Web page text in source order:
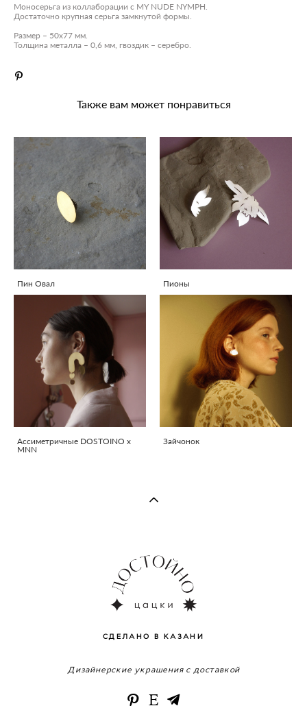
Моносерьга из коллаборации с MY NUDE NYMPH.
Достаточно крупная серьга замкнутой формы.
Размер – 50x77 мм.
Толщина металла – 0,6 мм, гвоздик – серебро.
Также вам может понравиться
Пин Овал Пионы
Ассиметричные DOSTOINO x
MNN
Зайчонок
СДЕЛАНО В КАЗАНИ
Дизайнерские украшения с доставкой